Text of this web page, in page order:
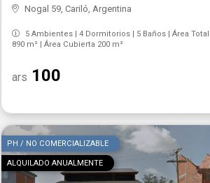
Nogal 59, Cariló, Argentina
5 Ambientes | 4 Dormitorios | 5 Baños | Área Total
890 m² | Área Cubierta 200 m²
ars 100
PH / NO COMERCIALIZABLE
ALQUILADO ANUALMENTE